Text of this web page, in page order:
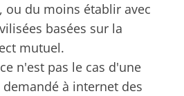
ou du moins établir avec
basées sur la
mutuel.
n'est pas le cas d'une
à internet des